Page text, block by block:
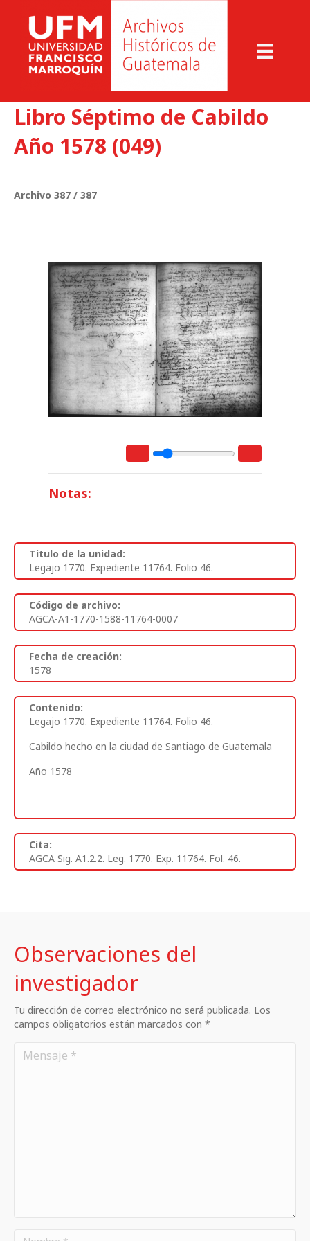
Libro Séptimo de Cabildo
Año 1578 (049)
Archivo 387 / 387
Notas:
Titulo de la unidad:
Legajo 1770. Expediente 11764. Folio 46.
Código de archivo:
AGCA-A1-1770-1588-11764-0007
Fecha de creación:
1578
Contenido:
Legajo 1770. Expediente 11764. Folio 46.
Cabildo hecho en la ciudad de Santiago de Guatemala
Año 1578
Cita:
AGCA Sig. A1.2.2. Leg. 1770. Exp. 11764. Fol. 46.
Observaciones del
investigador
Tu dirección de correo electrónico no será publicada. Los
campos obligatorios están marcados con *